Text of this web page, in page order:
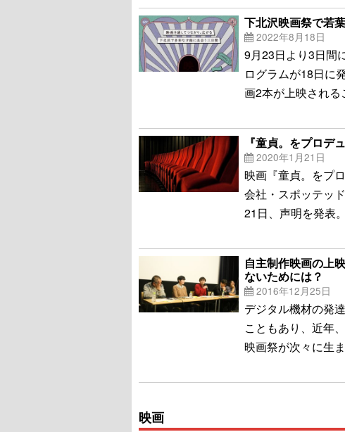
下北沢映画祭で若
2022年8月18日
9月23日より3日間
ログラムが18日に
画2本が上映される
『童貞。をプロデ
2020年1月21日
映画『童貞。をプ
会社・スポッテッ
21日、声明を発表
自主制作映画の上
ないためには？
2016年12月25日
デジタル機材の発
こともあり、近年
映画祭が次々に生ま
映画